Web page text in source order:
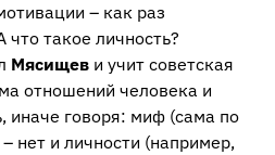
– как раз
что такое личность?
Мясищев и учит советская
отношений человека и
иначе говоря: миф (сама по
нет и личности (например,